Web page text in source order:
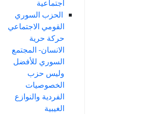
اجتماعية
الحزب السوري
القومي الاجتماعي
حركة حرية
الانسان- المجتمع
السوري للأفضل
وليس حزب
الخصوصيات
الفردية والنوازع
الغيبية